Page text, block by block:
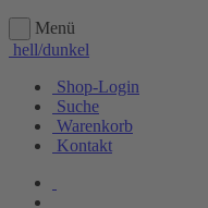
Menü
hell/dunkel
Shop-Login
Suche
Warenkorb
Kontakt